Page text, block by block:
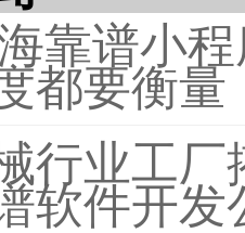
靠谱小
都要衡量
行业工
软件开发